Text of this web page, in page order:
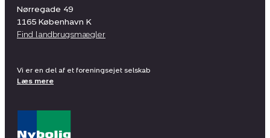
Nørregade 49
1165 København K
Find landbrugsmægler
Vi er en del af et foreningsejet selskab
Læs mere